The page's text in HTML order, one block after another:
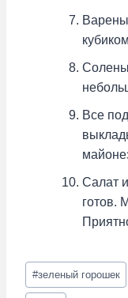
Все
Салат
готов.
Метки
записи:
#зеленый горошек